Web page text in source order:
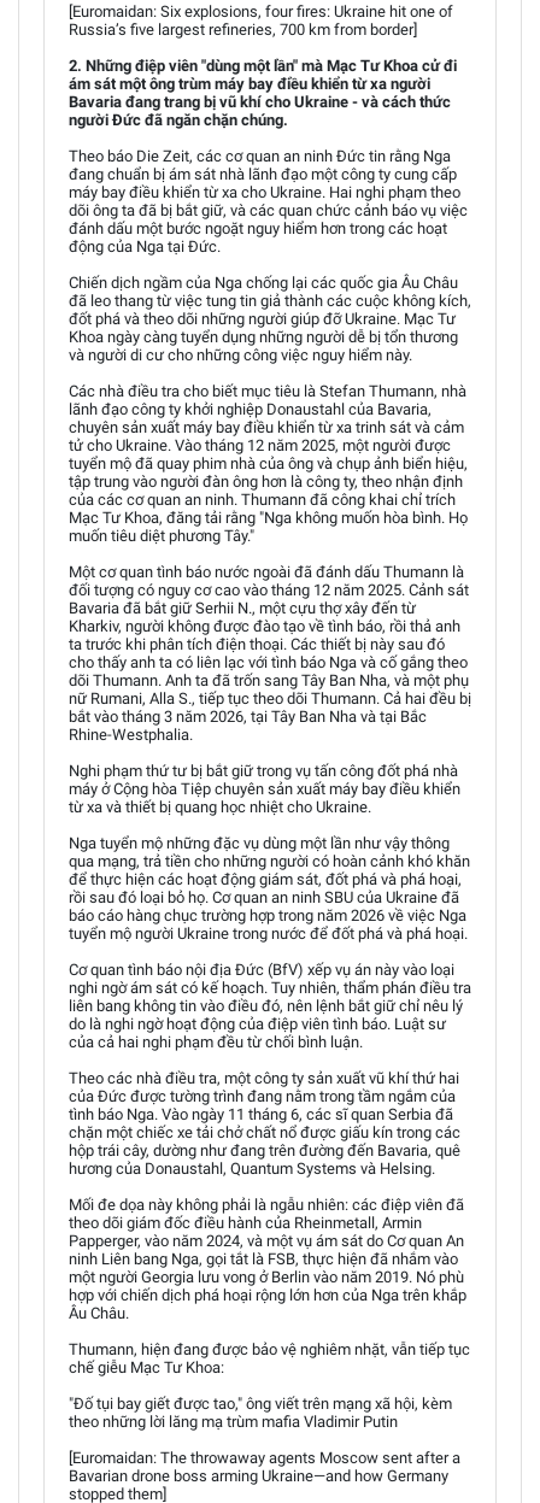
[Euromaidan: Six explosions, four fires: Ukraine hit one of
Russia’s five largest refineries, 700 km from border]
2. Những điệp viên "dùng một lần" mà Mạc Tư Khoa cử đi
ám sát một ông trùm máy bay điều khiển từ xa người
Bavaria đang trang bị vũ khí cho Ukraine - và cách thức
người Đức đã ngăn chặn chúng.
Theo báo Die Zeit, các cơ quan an ninh Đức tin rằng Nga
đang chuẩn bị ám sát nhà lãnh đạo một công ty cung cấp
máy bay điều khiển từ xa cho Ukraine. Hai nghi phạm theo
dõi ông ta đã bị bắt giữ, và các quan chức cảnh báo vụ việc
đánh dấu một bước ngoặt nguy hiểm hơn trong các hoạt
động của Nga tại Đức.
Chiến dịch ngầm của Nga chống lại các quốc gia Âu Châu
đã leo thang từ việc tung tin giả thành các cuộc không kích,
đốt phá và theo dõi những người giúp đỡ Ukraine. Mạc Tư
Khoa ngày càng tuyển dụng những người dễ bị tổn thương
và người di cư cho những công việc nguy hiểm này.
Các nhà điều tra cho biết mục tiêu là Stefan Thumann, nhà
lãnh đạo công ty khởi nghiệp Donaustahl của Bavaria,
chuyên sản xuất máy bay điều khiển từ xa trinh sát và cảm
tử cho Ukraine. Vào tháng 12 năm 2025, một người được
tuyển mộ đã quay phim nhà của ông và chụp ảnh biển hiệu,
tập trung vào người đàn ông hơn là công ty, theo nhận định
của các cơ quan an ninh. Thumann đã công khai chỉ trích
Mạc Tư Khoa, đăng tải rằng "Nga không muốn hòa bình. Họ
muốn tiêu diệt phương Tây."
Một cơ quan tình báo nước ngoài đã đánh dấu Thumann là
đối tượng có nguy cơ cao vào tháng 12 năm 2025. Cảnh sát
Bavaria đã bắt giữ Serhii N., một cựu thợ xây đến từ
Kharkiv, người không được đào tạo về tình báo, rồi thả anh
ta trước khi phân tích điện thoại. Các thiết bị này sau đó
cho thấy anh ta có liên lạc với tình báo Nga và cố gắng theo
dõi Thumann. Anh ta đã trốn sang Tây Ban Nha, và một phụ
nữ Rumani, Alla S., tiếp tục theo dõi Thumann. Cả hai đều bị
bắt vào tháng 3 năm 2026, tại Tây Ban Nha và tại Bắc
Rhine-Westphalia.
Nghi phạm thứ tư bị bắt giữ trong vụ tấn công đốt phá nhà
máy ở Cộng hòa Tiệp chuyên sản xuất máy bay điều khiển
từ xa và thiết bị quang học nhiệt cho Ukraine.
Nga tuyển mộ những đặc vụ dùng một lần như vậy thông
qua mạng, trả tiền cho những người có hoàn cảnh khó khăn
để thực hiện các hoạt động giám sát, đốt phá và phá hoại,
rồi sau đó loại bỏ họ. Cơ quan an ninh SBU của Ukraine đã
báo cáo hàng chục trường hợp trong năm 2026 về việc Nga
tuyển mộ người Ukraine trong nước để đốt phá và phá hoại.
Cơ quan tình báo nội địa Đức (BfV) xếp vụ án này vào loại
nghi ngờ ám sát có kế hoạch. Tuy nhiên, thẩm phán điều tra
liên bang không tin vào điều đó, nên lệnh bắt giữ chỉ nêu lý
do là nghi ngờ hoạt động của điệp viên tình báo. Luật sư
của cả hai nghi phạm đều từ chối bình luận.
Theo các nhà điều tra, một công ty sản xuất vũ khí thứ hai
của Đức được tường trình đang nằm trong tầm ngắm của
tình báo Nga. Vào ngày 11 tháng 6, các sĩ quan Serbia đã
chặn một chiếc xe tải chở chất nổ được giấu kín trong các
hộp trái cây, dường như đang trên đường đến Bavaria, quê
hương của Donaustahl, Quantum Systems và Helsing.
Mối đe dọa này không phải là ngẫu nhiên: các điệp viên đã
theo dõi giám đốc điều hành của Rheinmetall, Armin
Papperger, vào năm 2024, và một vụ ám sát do Cơ quan An
ninh Liên bang Nga, gọi tắt là FSB, thực hiện đã nhắm vào
một người Georgia lưu vong ở Berlin vào năm 2019. Nó phù
hợp với chiến dịch phá hoại rộng lớn hơn của Nga trên khắp
Âu Châu.
Thumann, hiện đang được bảo vệ nghiêm nhặt, vẫn tiếp tục
chế giễu Mạc Tư Khoa:
"Đố tụi bay giết được tao," ông viết trên mạng xã hội, kèm
theo những lời lăng mạ trùm mafia Vladimir Putin
[Euromaidan: The throwaway agents Moscow sent after a
Bavarian drone boss arming Ukraine—and how Germany
stopped them]